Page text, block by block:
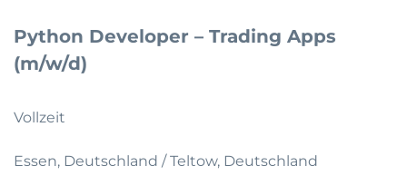
Python Developer – Trading Apps
(m/w/d)
Vollzeit
Essen, Deutschland / Teltow, Deutschland